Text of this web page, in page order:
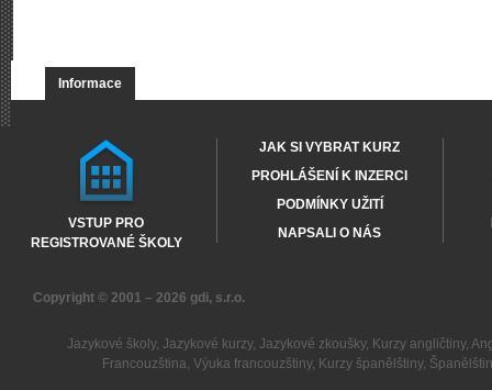
Informace
VSTUP PRO
REGISTROVANÉ ŠKOLY
JAK SI VYBRAT KURZ
PROHLÁŠENÍ K INZERCI
PODMÍNKY UŽITÍ
NAPSALI O NÁS
Copyright © 2001 – 2026 gdi, s.r.o.
Jazykové školy, Jazykové kurzy, Jazykové zkoušky, Kurzy angličtiny,
Francouzština,Výuka francouzštiny, Kurzy španělštiny,